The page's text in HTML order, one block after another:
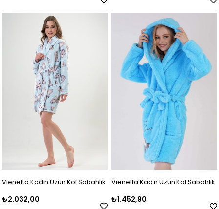
Vienetta Kadın Uzun Kol Sabahlık
₺2.032,00
Vienetta Kadın Uzun Kol Sabahlık
₺1.452,90